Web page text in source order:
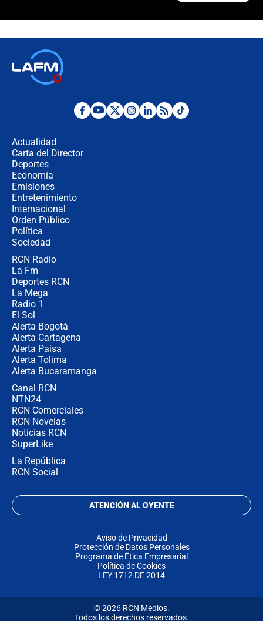
¿Por qué De la Espriella gobernará
Actualidad
Carta del Director
Deportes
Economía
Emisiones
Entretenimiento
Internacional
Orden Público
Política
Sociedad
RCN Radio
La Fm
Deportes RCN
La Mega
Radio 1
El Sol
Alerta Bogotá
Alerta Cartagena
Alerta Paisa
Alerta Tolima
Alerta Bucaramanga
Canal RCN
NTN24
RCN Comerciales
RCN Novelas
Noticias RCN
SuperLike
La República
RCN Social
ATENCIÓN AL OYENTE
Aviso de Privacidad
Protección de Datos Personales
Programa de Ética Empresarial
Política de Cookies
LEY 1712 DE 2014
© 2026 RCN Medios.
Todos los derechos reservados.